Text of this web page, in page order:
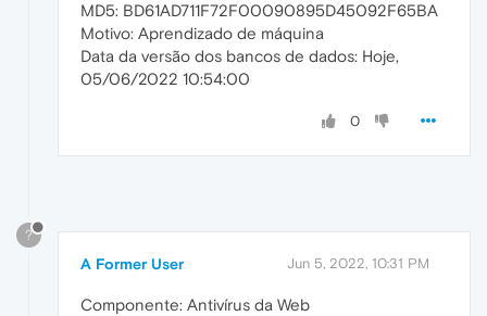
MD5: BD61AD711F72F00090895D45092F65BA
Motivo: Aprendizado de máquina
Data da versão dos bancos de dados: Hoje,
05/06/2022 10:54:00
0
?
A Former User Jun 5, 2022, 10:31 PM
Componente: Antivírus da Web